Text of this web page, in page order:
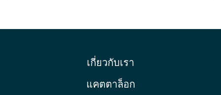
เกี่ยวกับเรา
แคตตาล็อก